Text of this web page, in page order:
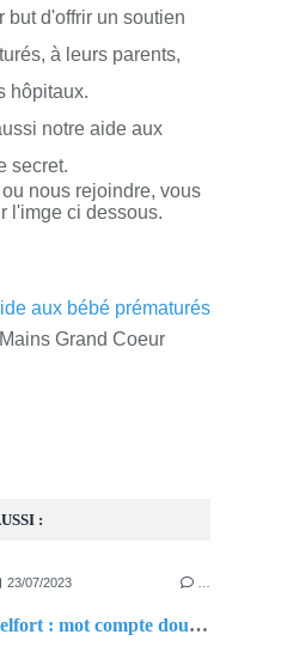
:
23/07/2023
Belfort : mot compte double
but d'offrir un soutien
à leurs parents,
hôpitaux.
notre aide aux
secret.
nous rejoindre, vous
l'imge ci dessous.
Grand Coeur